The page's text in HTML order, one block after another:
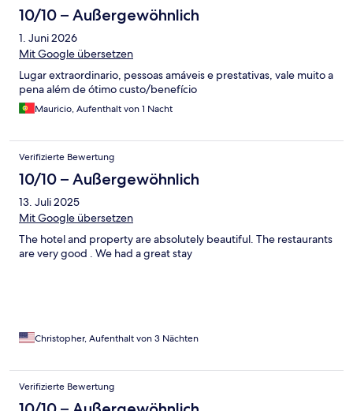
10/10 – Außergewöhnlich
1. Juni 2026
Mit Google übersetzen
Lugar extraordinario, pessoas amáveis e prestativas, vale muito a
pena além de ótimo custo/benefício
Mauricio, Aufenthalt von 1 Nacht
Verifizierte Bewertung
10/10 – Außergewöhnlich
13. Juli 2025
Mit Google übersetzen
The hotel and property are absolutely beautiful. The restaurants
are very good . We had a great stay
Christopher, Aufenthalt von 3 Nächten
Verifizierte Bewertung